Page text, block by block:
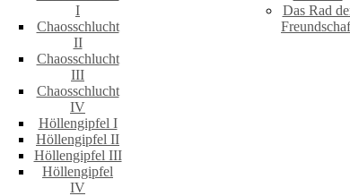
I
Chaosschlucht
II
Chaosschlucht
III
Chaosschlucht
IV
Höllengipfel I
Höllengipfel II
Höllengipfel III
Höllengipfel
IV
Das Rad